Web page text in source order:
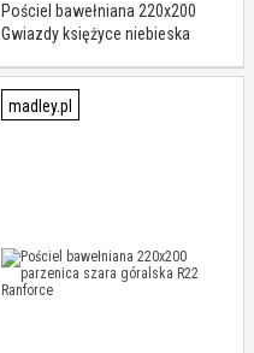
Pościel bawełniana 220x200
Gwiazdy księżyce niebieska
madley.pl